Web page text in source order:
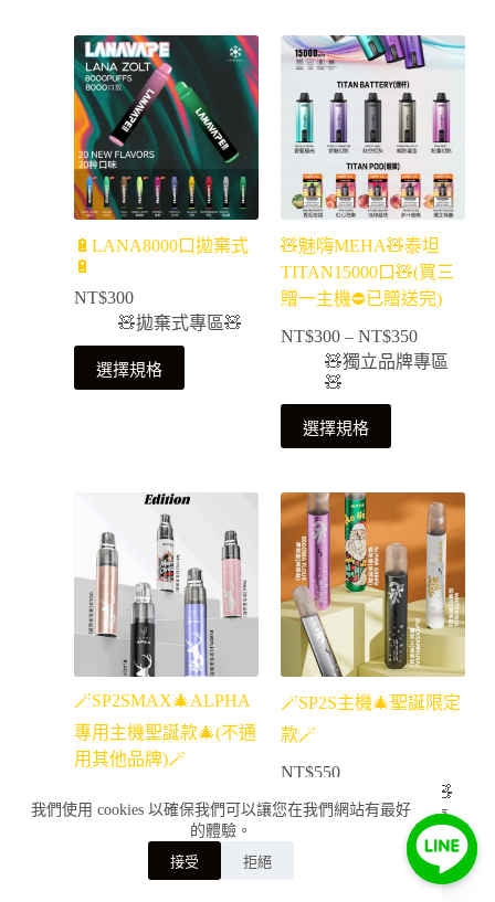
我們使用 cookies 以確保我們可以讓您在我們網站有最好
的體驗。
接受 拒絕
🔋LANA8000口拋棄式
🔋
NT$300
🧸拋棄式專區🧸
選擇規格
🧸魅嗨MEHA🧸泰坦
TITAN15000口🧸(買三
贈一主機⛔已贈送完)
NT$300 – NT$350
🧸獨立品牌專區
🧸
選擇規格
🪄SP2SMAX🎄ALPHA
專用主機聖誕款🎄(不通
用其他品牌)🪄
🧸獨立品牌專區
選擇規格
🪄SP2S主機🎄聖誕限定
款🪄
NT$550
🧸
一代通用主機專